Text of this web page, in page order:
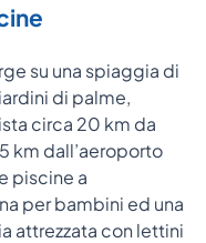
su una spiaggia di
di palme,
circa 20 km da
km dall’aeroporto
piscine a
per bambini ed una
attrezzata con lettini